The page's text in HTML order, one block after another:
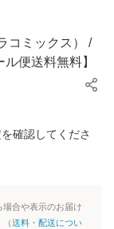
コミックス） /
便送料無料】
確認してくださ
合や表示のお届け
（送料・配送につい